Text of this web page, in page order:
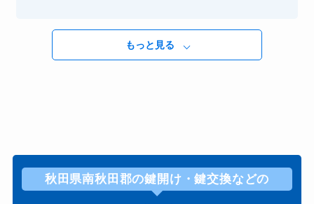
もっと見る
秋田県南秋田郡の鍵開け・鍵交換などの